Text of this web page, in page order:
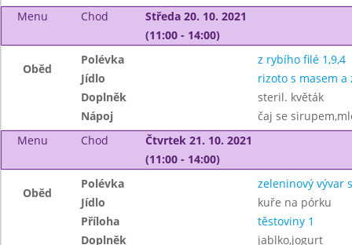
Menu Chod
Středa 20. 10. 2021
(11:00 - 14:00)
Oběd
Polévka
z rybího filé 1,9,4
Jídlo
rizoto s masem a
Doplněk
steril. květák
Nápoj
čaj se
Menu
Chod
Čtvrtek 21. 10. 2021
(11:00 - 14:00)
Oběd
Polévka
zeleninový vývar
Jídlo
kuře na pórku
Příloha
těstoviny 1
Doplněk
jablko,jogurt